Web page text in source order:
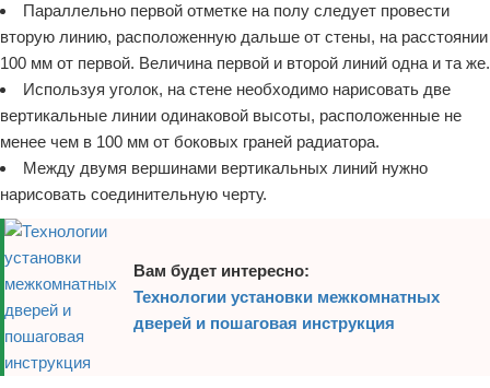
Параллельно первой отметке на полу следует провести
вторую линию, расположенную дальше от стены, на расстоянии
100 мм от первой. Величина первой и второй линий одна и та же.
Используя уголок, на стене необходимо нарисовать две
вертикальные линии одинаковой высоты, расположенные не
менее чем в 100 мм от боковых граней радиатора.
Между двумя вершинами вертикальных линий нужно
нарисовать соединительную черту.
Вам будет интересно:
Технологии установки межкомнатных
дверей и пошаговая инструкция